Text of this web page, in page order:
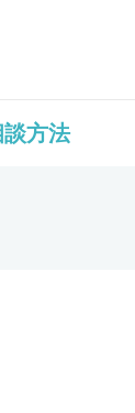
談方法